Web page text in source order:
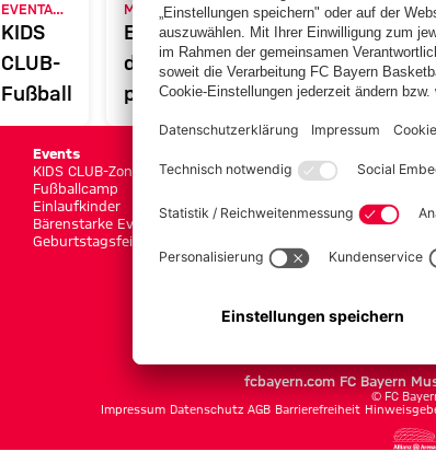
EVENTANMELDUNG
KIDS
CLUB-
Fußballcamps
MYFCBAYERN
Entdecke
deinen
persönlichen
Fanbereich
Events
KIDS CLUB-Zone
Fußballcamp
Einlaufkinder
Bärenstarke Events
Geburtstagsfeier
Spieler
Partner
fcbayern.com FC Bayern
© FC
Impressum Datenschutz AGB Barrierefreiheit